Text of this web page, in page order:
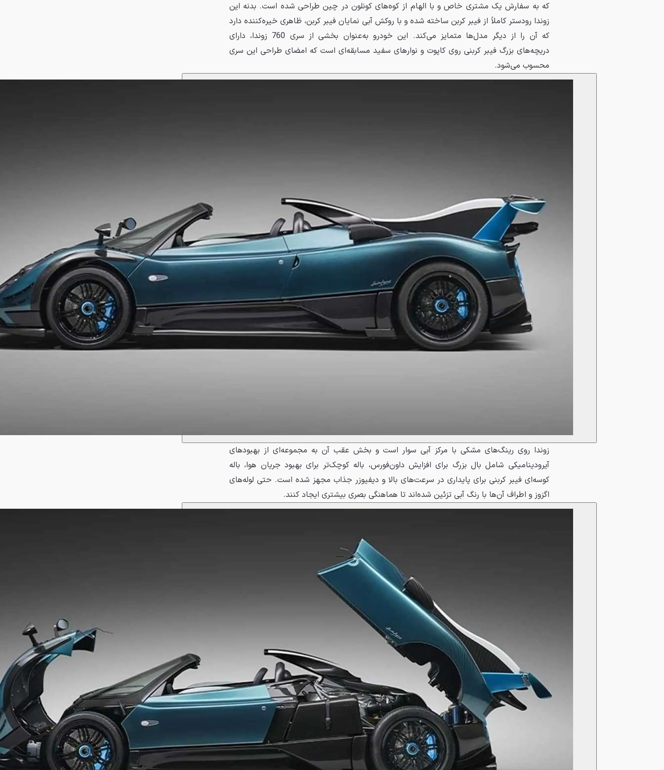
که به سفارش یک مشتری خاص و با الهام از کوه‌های کونلون در چین طراحی شده است. بدنه این
زوندا رودستر کاملاً از فیبر کربن ساخته شده و با روکش آبی نمایان فیبر کربن، ظاهری خیره‌کننده دارد
که آن را از دیگر مدل‌ها متمایز می‌کند. این خودرو به‌عنوان بخشی از سری 760 زوندا، دارای
دریچه‌های بزرگ فیبر کربنی روی کاپوت و نوارهای سفید مسابقه‌ای است که امضای طراحی این سری
محسوب می‌شود.
زوندا روی رینگ‌های مشکی با مرکز آبی سوار است و بخش عقب آن به مجموعه‌ای از بهبودهای
آیرودینامیکی شامل بال بزرگ برای افزایش داون‌فورس، باله کوچک‌تر برای بهبود جریان هوا، باله
کوسه‌ای فیبر کربنی برای پایداری در سرعت‌های بالا و دیفیوزر جذاب مجهز شده است. حتی لوله‌های
اگزوز و اطراف آن‌ها با رنگ آبی تزئین شده‌اند تا هماهنگی بصری بیشتری ایجاد کنند.